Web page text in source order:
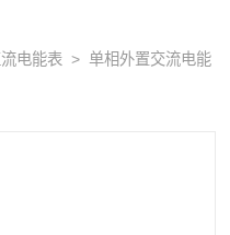
电能表 > 单相外置交流电能